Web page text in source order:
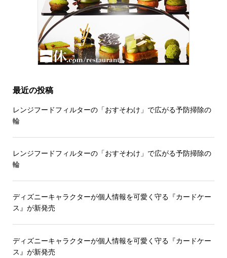
最近の投稿
レンジフードフィルターの「おすそわけ」で広がる予防掃除の
輪
レンジフードフィルターの「おすそわけ」で広がる予防掃除の
輪
ディズニーキャラクターが個人情報を可愛く守る『カードケー
ス』が新発売
ディズニーキャラクターが個人情報を可愛く守る『カードケー
ス』が新発売